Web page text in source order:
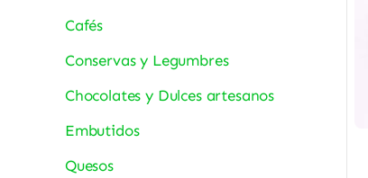
Cafés
Conservas y Legumbres
Chocolates y Dulces artesanos
Embutidos
Quesos